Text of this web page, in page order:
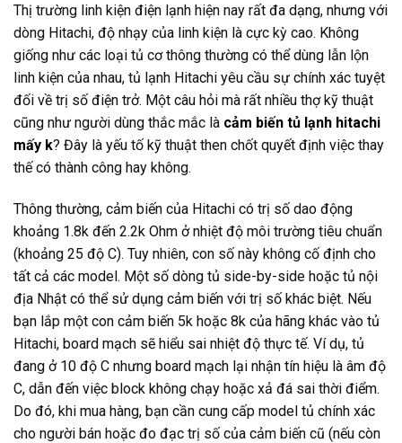
Thị trường linh kiện điện lạnh hiện nay rất đa dạng, nhưng với
dòng Hitachi, độ nhạy của linh kiện là cực kỳ cao. Không
giống như các loại tủ cơ thông thường có thể dùng lẫn lộn
linh kiện của nhau, tủ lạnh Hitachi yêu cầu sự chính xác tuyệt
đối về trị số điện trở. Một câu hỏi mà rất nhiều thợ kỹ thuật
cũng như người dùng thắc mắc là cảm biến tủ lạnh hitachi
mấy k? Đây là yếu tố kỹ thuật then chốt quyết định việc thay
thế có thành công hay không.
Thông thường, cảm biến của Hitachi có trị số dao động
khoảng 1.8k đến 2.2k Ohm ở nhiệt độ môi trường tiêu chuẩn
(khoảng 25 độ C). Tuy nhiên, con số này không cố định cho
tất cả các model. Một số dòng tủ side-by-side hoặc tủ nội
địa Nhật có thể sử dụng cảm biến với trị số khác biệt. Nếu
bạn lắp một con cảm biến 5k hoặc 8k của hãng khác vào tủ
Hitachi, board mạch sẽ hiểu sai nhiệt độ thực tế. Ví dụ, tủ
đang ở 10 độ C nhưng board mạch lại nhận tín hiệu là âm độ
C, dẫn đến việc block không chạy hoặc xả đá sai thời điểm.
Do đó, khi mua hàng, bạn cần cung cấp model tủ chính xác
cho người bán hoặc đo đạc trị số của cảm biến cũ (nếu còn